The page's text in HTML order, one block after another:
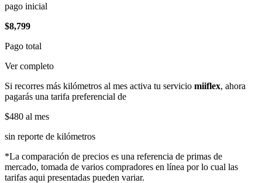
pago inicial
$8,799
Pago total
Ver completo
Si recorres más kilómetros al mes activa tu servicio miiflex, ahora
pagarás una tarifa preferencial de
$480 al mes
sin reporte de kilómetros
*La comparación de precios es una referencia de primas de
mercado, tomada de varios compradores en línea por lo cual las
tarifas aqui presentadas pueden variar.